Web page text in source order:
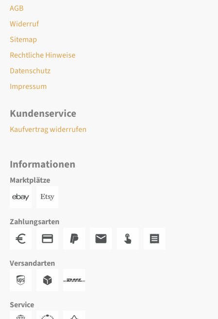
AGB
Widerruf
Sitemap
Rechtliche Hinweise
Datenschutz
Impressum
Kundenservice
Kaufvertrag widerrufen
Informationen
Marktplätze
Zahlungsarten
Versandarten
Service